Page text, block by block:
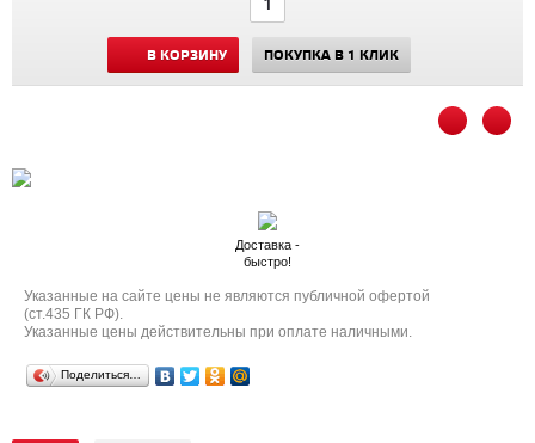
В КОРЗИНУ ПОКУПКА В 1 КЛИК
Доставка -
быстро!
Указанные на сайте цены не являются публичной офертой
(ст.435 ГК РФ).
Указанные цены действительны при оплате наличными.
Поделиться…